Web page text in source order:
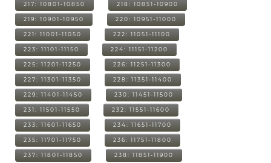
217: 10801-10850 218: 10851-10900
219: 10901-10950 220: 10951-11000
221: 11001-11050 222: 11051-11100
223: 11101-11150 224: 11151-11200
225: 11201-11250 226: 11251-11300
227: 11301-11350 228: 11351-11400
229: 11401-11450 230: 11451-11500
231: 11501-11550 232: 11551-11600
233: 11601-11650 234: 11651-11700
235: 11701-11750 236: 11751-11800
237: 11801-11850 238: 11851-11900